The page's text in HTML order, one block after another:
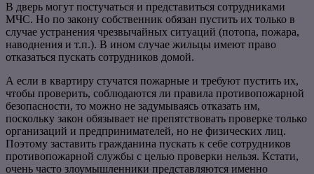
В дверь могут постучаться и представиться сотрудниками
МЧС. Но по закону собственник обязан пустить их только в
случае устранения чрезвычайных ситуаций (потопа, пожара,
наводнения и т.п.). В ином случае жильцы имеют право
отказаться пускать сотрудников домой.
А если в квартиру стучатся пожарные и требуют пустить их,
чтобы проверить, соблюдаются ли правила противопожарной
безопасности, то можно не задумываясь отказать им,
поскольку закон обязывает не препятствовать проверке только
организаций и предпринимателей, но не физических лиц.
Поэтому заставить гражданина пускать к себе сотрудников
противопожарной службы с целью проверки нельзя. Кстати,
очень часто злоумышленники представляются именно